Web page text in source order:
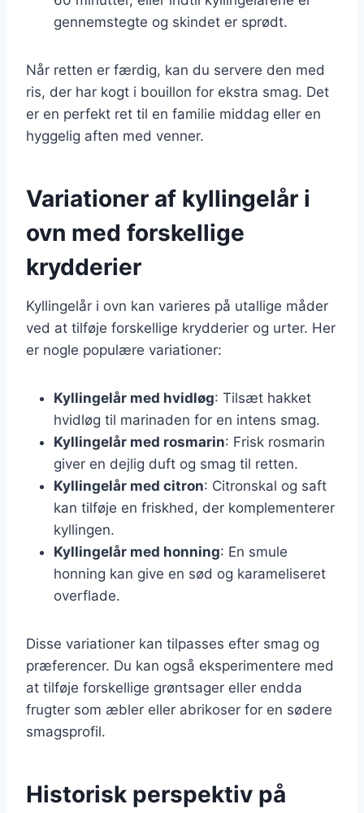
gennemstegte og skindet er sprødt.
Når retten er færdig, kan du servere den med
ris, der har kogt i bouillon for ekstra smag. Det
er en perfekt ret til en familie middag eller en
hyggelig aften med venner.
Variationer af kyllingelår i
ovn med forskellige
krydderier
Kyllingelår i ovn kan varieres på utallige måder
ved at tilføje forskellige krydderier og urter. Her
er nogle populære variationer:
Kyllingelår med hvidløg: Tilsæt hakket
hvidløg til marinaden for en intens smag.
Kyllingelår med rosmarin: Frisk rosmarin
giver en dejlig duft og smag til retten.
Kyllingelår med citron: Citronskal og saft
kan tilføje en friskhed, der komplementerer
kyllingen.
Kyllingelår med honning: En smule
honning kan give en sød og karameliseret
overflade.
Disse variationer kan tilpasses efter smag og
præferencer. Du kan også eksperimentere med
at tilføje forskellige grøntsager eller endda
frugter som æbler eller abrikoser for en sødere
smagsprofil.
Historisk perspektiv på